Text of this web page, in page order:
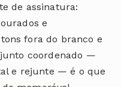
de assinatura:
e
fora do branco e
coordenado —
e rejunte — é o que